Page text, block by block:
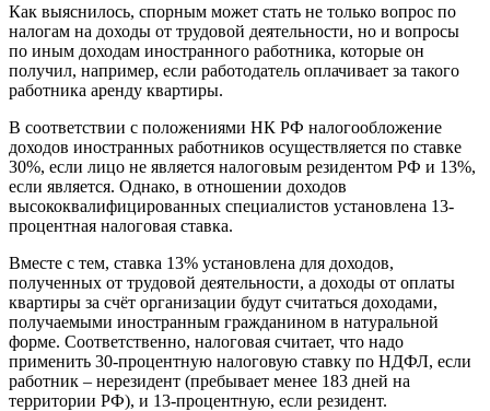
Как выяснилось, спорным может стать не только вопрос по
налогам на доходы от трудовой деятельности, но и вопросы
по иным доходам иностранного работника, которые он
получил, например, если работодатель оплачивает за такого
работника аренду квартиры.
В соответствии с положениями НК РФ налогообложение
доходов иностранных работников осуществляется по ставке
30%, если лицо не является налоговым резидентом РФ и 13%,
если является. Однако, в отношении доходов
высококвалифицированных специалистов установлена 13-
процентная налоговая ставка.
Вместе с тем, ставка 13% установлена для доходов,
полученных от трудовой деятельности, а доходы от оплаты
квартиры за счёт организации будут считаться доходами,
получаемыми иностранным гражданином в натуральной
форме. Соответственно, налоговая считает, что надо
применить 30-процентную налоговую ставку по НДФЛ, если
работник – нерезидент (пребывает менее 183 дней на
территории РФ), и 13-процентную, если резидент.